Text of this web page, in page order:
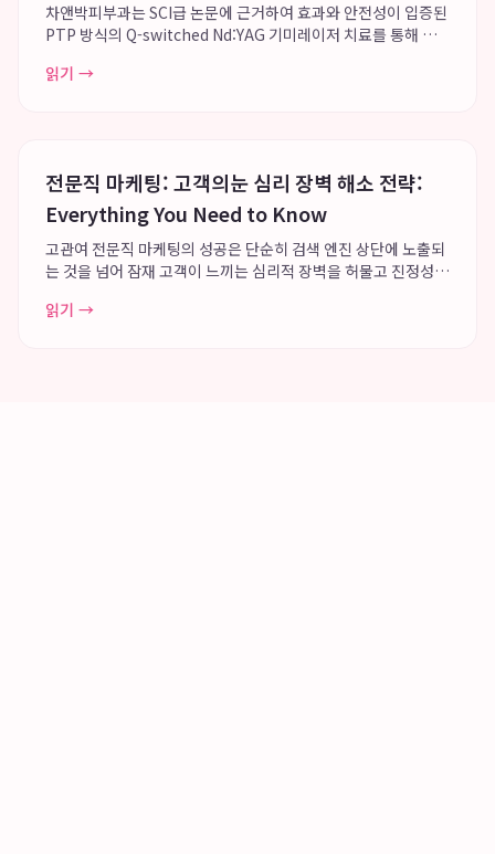
차앤박피부과는 SCI급 논문에 근거하여 효과와 안전성이 입증된
PTP 방식의 Q-switched Nd:YAG 기미레이저 치료를 통해 기
네트워크 시스템과 방대한 임상 케이스를 바탕으로 개인별 맞춤
읽기 →
전문직 마케팅: 고객의눈 심리 장벽 해소 전략:
Everything You Need to Know
고관여 전문직 마케팅의 성공은 단순히 검색 엔진 상단에 노출되
는 것을 넘어 잠재 고객이 느끼는 심리적 장벽을 허물고 진정성
해결 과정에 깊이 공감하는 전략을 통해 변호사 브랜딩 및 의사
읽기 →